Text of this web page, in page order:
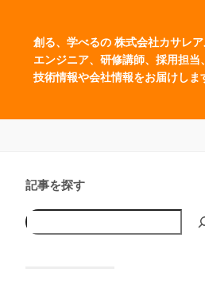
創る、学べるの 株式会社カサレア
エンジニア、研修講師、採用担当
技術情報や会社情報をお届けしま
記事を探す